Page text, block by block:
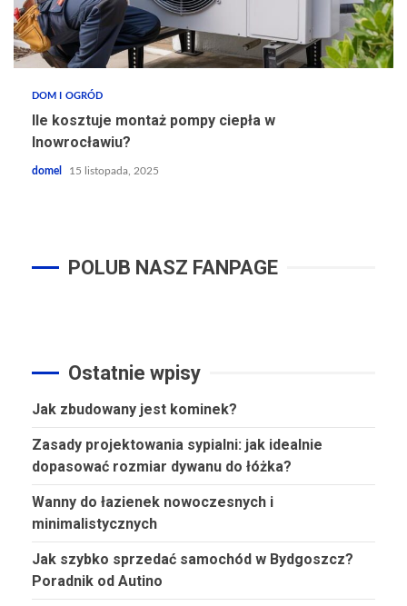
DOM I OGRÓD
Ile kosztuje montaż pompy ciepła w
Inowrocławiu?
domel 15 listopada, 2025
POLUB NASZ FANPAGE
Ostatnie wpisy
Jak zbudowany jest kominek?
Zasady projektowania sypialni: jak idealnie
dopasować rozmiar dywanu do łóżka?
Wanny do łazienek nowoczesnych i
minimalistycznych
Jak szybko sprzedać samochód w Bydgoszcz?
Poradnik od Autino